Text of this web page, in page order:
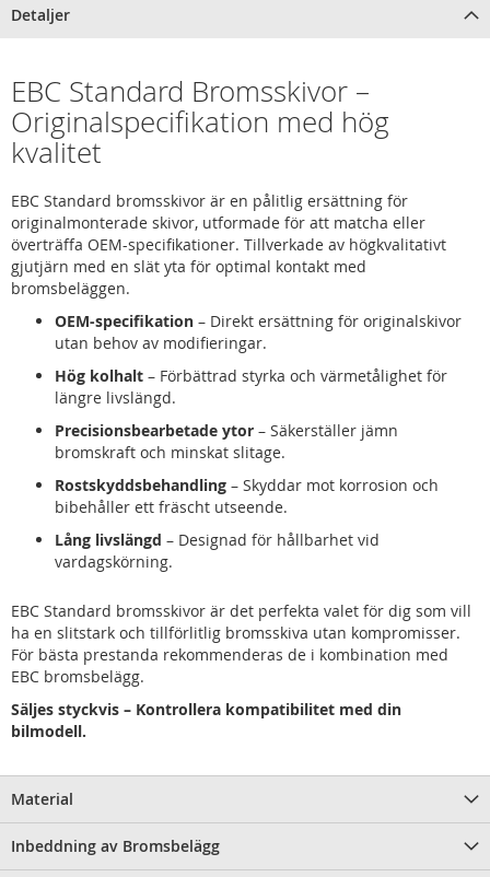
Detaljer
EBC Standard Bromsskivor –
Originalspecifikation med hög
kvalitet
EBC Standard bromsskivor är en pålitlig ersättning för
originalmonterade skivor, utformade för att matcha eller
överträffa OEM-specifikationer. Tillverkade av högkvalitativt
gjutjärn med en slät yta för optimal kontakt med
bromsbeläggen.
OEM-specifikation – Direkt ersättning för originalskivor
utan behov av modifieringar.
Hög kolhalt – Förbättrad styrka och värmetålighet för
längre livslängd.
Precisionsbearbetade ytor – Säkerställer jämn
bromskraft och minskat slitage.
Rostskyddsbehandling – Skyddar mot korrosion och
bibehåller ett fräscht utseende.
Lång livslängd – Designad för hållbarhet vid
vardagskörning.
EBC Standard bromsskivor är det perfekta valet för dig som vill
ha en slitstark och tillförlitlig bromsskiva utan kompromisser.
För bästa prestanda rekommenderas de i kombination med
EBC bromsbelägg.
Säljes styckvis – Kontrollera kompatibilitet med din
bilmodell.
Material
Inbeddning av Bromsbelägg